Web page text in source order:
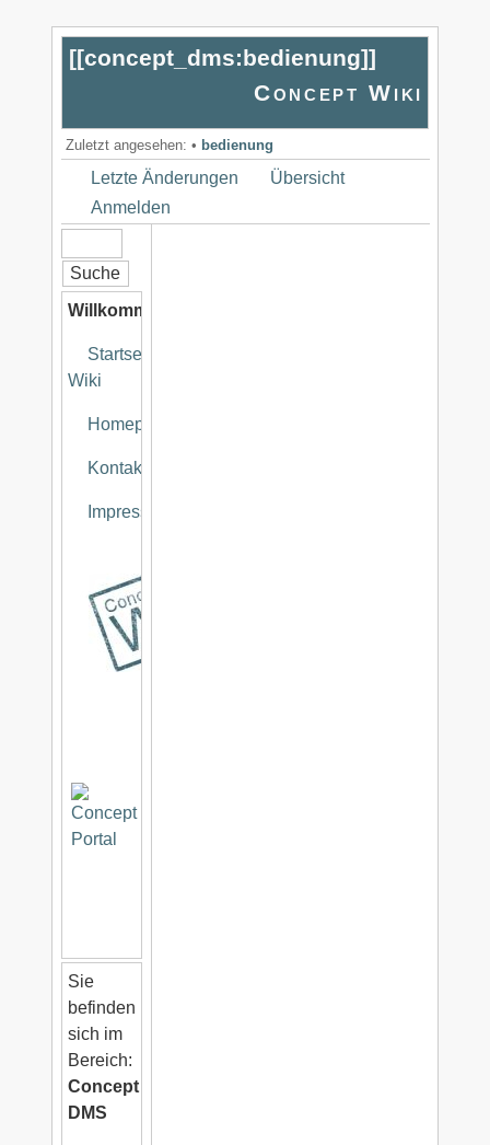
[[concept_dms:bedienung]]
Concept Wiki
Zuletzt angesehen: • bedienung
Letzte Änderungen
Übersicht
Anmelden
Willkommen
Startseite
Wiki
Homepage
Kontakt
Impressum
Sie
befinden
sich im
Bereich:
Concept
DMS